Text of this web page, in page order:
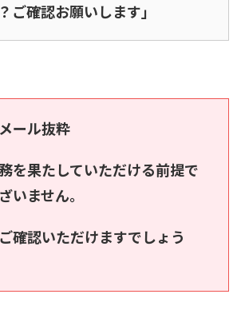
ご確認お願いします」
ール抜粋
を果たしていただける前提で
いません。
確認いただけますでしょう